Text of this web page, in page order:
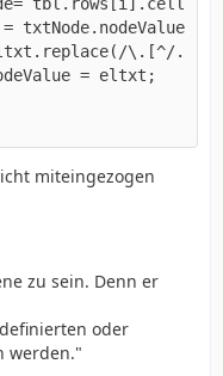
miteingezogen
zu sein. Denn er
oder
werden."